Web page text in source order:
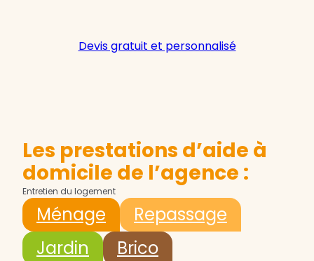
Devis gratuit et personnalisé
Les prestations d’aide à
domicile de l’agence :
Entretien du logement
Ménage
Repassage
Jardin
Brico